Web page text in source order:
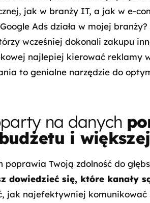
jak w branży IT, a jak w e-
Ads działa w mojej
wcześniej dokonali zakupu
najlepiej kierować reklamy
to genialne narzędzie do
na danych
i
Twoją zdolność do
dowiedzieć się, które kanały
jak najefektywniej